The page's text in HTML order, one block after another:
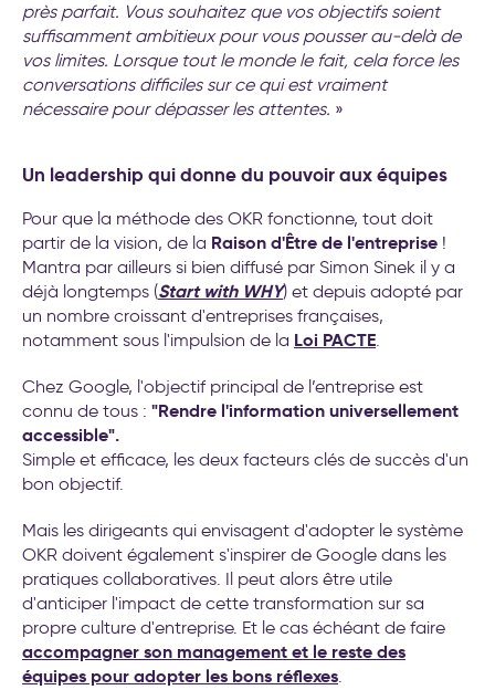
près parfait. Vous souhaitez que vos objectifs soient
suffisamment ambitieux pour vous pousser au-delà de
vos limites. Lorsque tout le monde le fait, cela force les
conversations difficiles sur ce qui est vraiment
nécessaire pour dépasser les attentes. »
Un leadership qui donne du pouvoir aux équipes
Pour que la méthode des OKR fonctionne, tout doit
partir de la vision, de la Raison d'Être de l'entreprise !
Mantra par ailleurs si bien diffusé par Simon Sinek il y a
déjà longtemps (Start with WHY) et depuis adopté par
un nombre croissant d'entreprises françaises,
notamment sous l'impulsion de la Loi PACTE.
Chez Google, l'objectif principal de l’entreprise est
connu de tous : "Rendre l'information universellement
accessible".
Simple et efficace, les deux facteurs clés de succès d'un
bon objectif.
Mais les dirigeants qui envisagent d'adopter le système
OKR doivent également s'inspirer de Google dans les
pratiques collaboratives. Il peut alors être utile
d'anticiper l'impact de cette transformation sur sa
propre culture d'entreprise. Et le cas échéant de faire
accompagner son management et le reste des
équipes pour adopter les bons réflexes.